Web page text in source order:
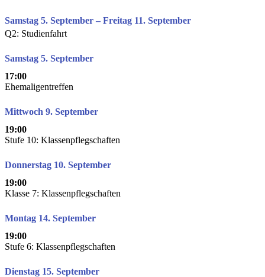
Samstag 5. September – Freitag 11. September
Q2: Studienfahrt
Samstag 5. September
17:00
Ehemaligentreffen
Mittwoch 9. September
19:00
Stufe 10: Klassenpflegschaften
Donnerstag 10. September
19:00
Klasse 7: Klassenpflegschaften
Montag 14. September
19:00
Stufe 6: Klassenpflegschaften
Dienstag 15. September